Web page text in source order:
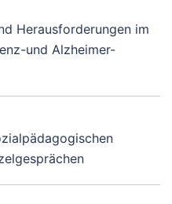
Herausforderungen im
und Alzheimer-